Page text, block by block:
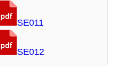
SE011
SE012